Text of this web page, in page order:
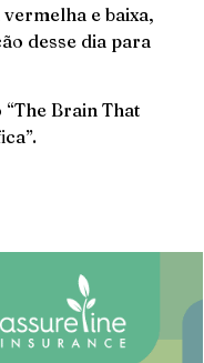
e baixa,
desse dia para
Brain That